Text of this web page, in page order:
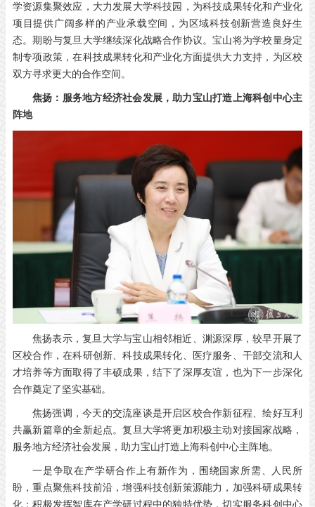
学资源集聚效应，大力发展大学科技园，为科技成果转化和产业化
项目提供广阔多样的产业承载空间，为区域科技创新营造良好生
态。期盼与复旦大学继续深化战略合作协议。宝山将为学校量身定
制专项政策，在科技成果转化和产业化方面提供大力支持，为区校
双方寻求更大的合作空间。
焦扬：服务地方经济社会发展，助力宝山打造上海科创中心主
阵地
焦扬表示，复旦大学与宝山相邻相近、渊源深厚，较早开展了
区校合作，在科研创新、科技成果转化、医疗服务、干部交流和人
才培养等方面取得了丰硕成果，结下了深厚友谊，也为下一步深化
合作奠定了坚实基础。
焦扬强调，今天的交流座谈是开启区校合作新征程、绘好互利
共赢新篇章的全新起点。复旦大学将更加积极主动对接国家战略，
服务地方经济社会发展，助力宝山打造上海科创中心主阵地。
一是争取在产学研合作上有新作为，围绕国家所需、人民所
盼，重点聚焦科技前沿，增强科技创新策源能力，加强科研成果转
化；积极发挥智库在产学研过程中的独特优势，切实服务科创中心